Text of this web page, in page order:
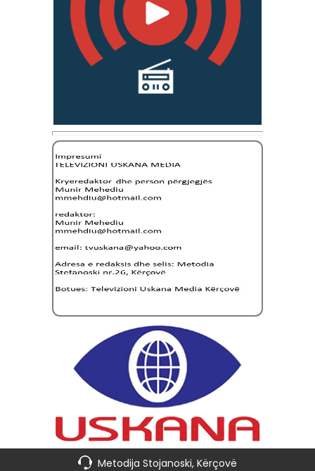
Metodija Stojanoski, Kërçovë